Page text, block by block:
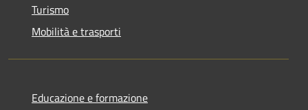
Turismo
Mobilità e trasporti
Educazione e formazione